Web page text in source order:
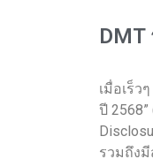
DMT
เมื่อเร็
ปี
รวมถึง